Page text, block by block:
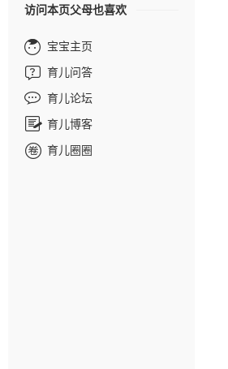
访问本页父母也喜欢
宝宝主页
育儿问答
育儿论坛
育儿博客
育儿圈圈